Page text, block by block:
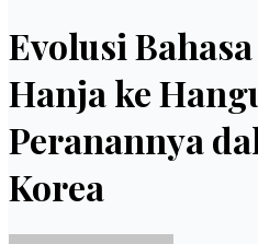
Evolusi
Hanja ke
Peranannya
Korea